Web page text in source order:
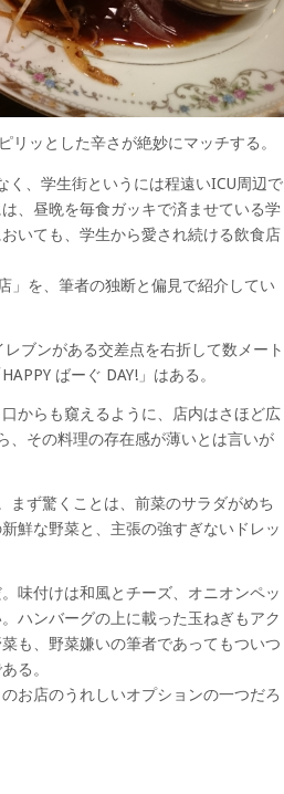
ッとした辛さが絶妙にマッチする。
、学生街というには程遠いICU周辺で
、昼晩を毎食ガッキで済ませている学
いても、学生から愛され続ける飲食店
」を、筆者の独断と偏見で紹介してい
ブンがある交差点を右折して数メート
ばーぐ DAY!」はある。
からも窺えるように、店内はさほど広
、その料理の存在感が薄いとは言いが
まず驚くことは、前菜のサラダがめち
鮮な野菜と、主張の強すぎないドレッ
味付けは和風とチーズ、オニオンペッ
ハンバーグの上に載った玉ねぎもアク
も、野菜嫌いの筆者であってもついつ
る。
お店のうれしいオプションの一つだろ